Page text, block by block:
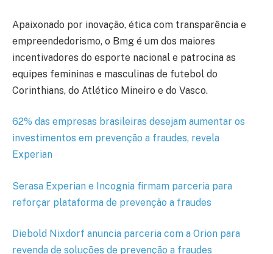
Apaixonado por inovação, ética com transparência e
empreendedorismo, o Bmg é um dos maiores
incentivadores do esporte nacional e patrocina as
equipes femininas e masculinas de futebol do
Corinthians, do Atlético Mineiro e do Vasco.
62% das empresas brasileiras desejam aumentar os
investimentos em prevenção a fraudes, revela
Experian
Serasa Experian e Incognia firmam parceria para
reforçar plataforma de prevenção a fraudes
Diebold Nixdorf anuncia parceria com a Orion para
revenda de soluções de prevenção a fraudes